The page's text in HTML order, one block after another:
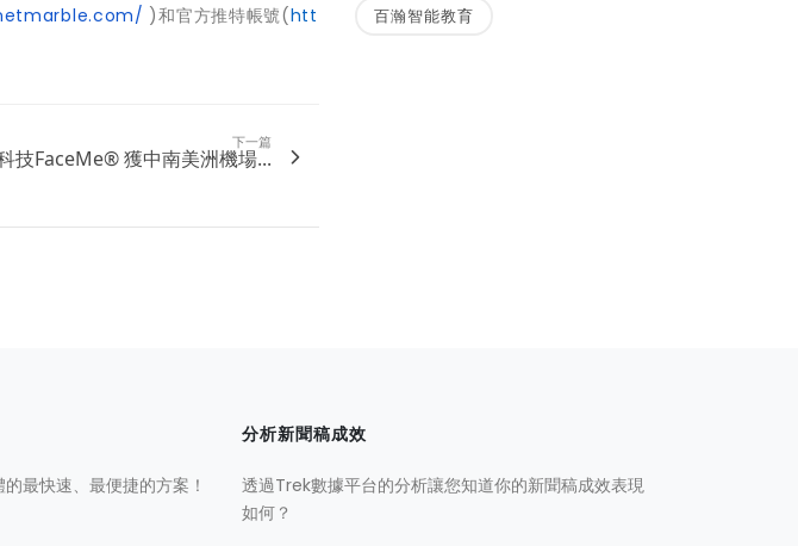
)和官方推特帳號(htt
下一篇
技FaceMe® 獲中南美洲機場...
百瀚智能教育
最快速、最便捷的方案！
分析新聞稿成效
透過Trek數據平台的分析讓您知道你的新聞稿成效表現
如何？